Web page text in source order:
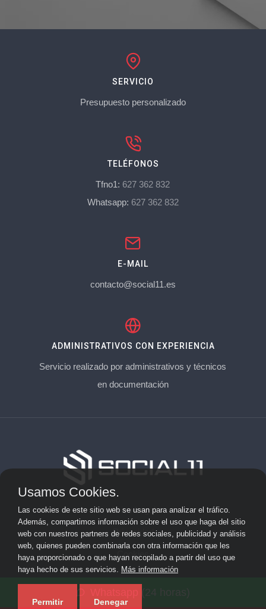
SERVICIO
Presupuesto personalizado
TELÉFONOS
Tfno1: 627 362 832
Whatsapp: 627 362 832
E-MAIL
contacto@social11.es
ADMINISTRATIVOS CON EXPERIENCIA
Servicio realizado por administrativos y técnicos
en documentación
Aviso Legal
Privacidad
Cookies
posicionamiento web y SEO ·
Usamos Cookies.
Las cookies de este sitio web se usan para analizar el tráfico.
Además, compartimos información sobre el uso que haga del sitio
web con nuestros partners de redes sociales, publicidad y análisis
web, quienes pueden combinarla con otra información que les
haya proporcionado o que hayan recopilado a partir del uso que
haya hecho de sus servicios. Más información
Permitir Denegar